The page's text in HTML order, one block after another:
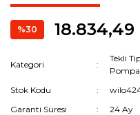
%30 18.834,49
Kategori
Tekli
Stok Kodu
Garanti Süresi
24 Ay